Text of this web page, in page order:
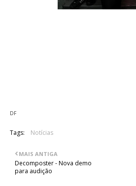
DF
Tags: Notícias
MAIS ANTIGA
Decomposter - Nova demo
para audição